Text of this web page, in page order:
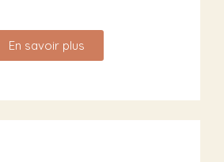
En savoir plus